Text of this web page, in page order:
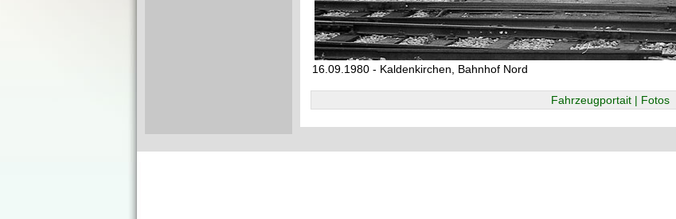
16.09.1980 - Kaldenkirchen, Bahnhof Nord
Fahrzeugportait | Fotos